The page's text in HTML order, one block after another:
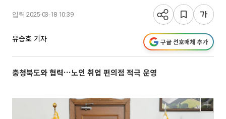
입력 2025-03-18 10:39
유승호 기자 구글 선호매체 추가
충청북도와 협력…노인 취업 편의점 적극 운영